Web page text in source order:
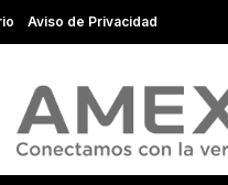
Aviso de Privacidad